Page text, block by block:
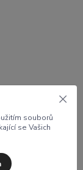
souborů
se Vašich